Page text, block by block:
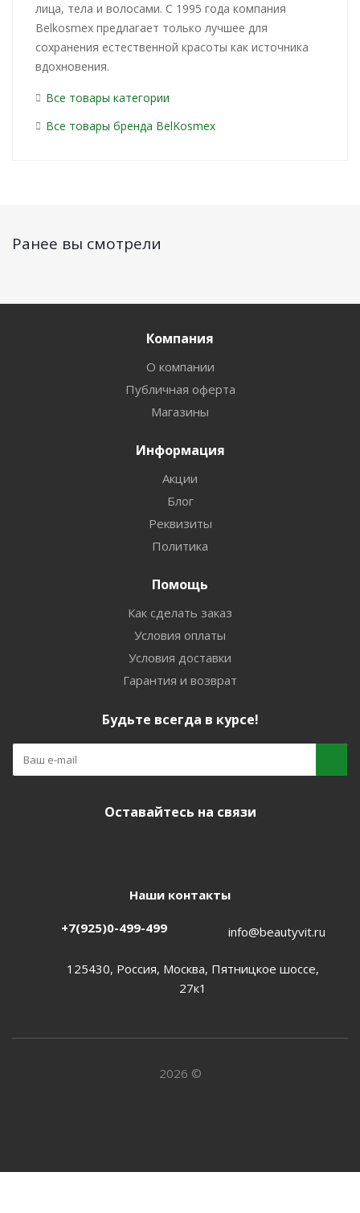
лица, тела и волосами. С 1995 года компания
Belkosmex предлагает только лучшее для
сохранения естественной красоты как источника
вдохновения.
Все товары категории
Все товары бренда BelKosmex
Ранее вы смотрели
Компания
О компании
Публичная оферта
Магазины
Информация
Акции
Блог
Реквизиты
Политика
Помощь
Как сделать заказ
Условия оплаты
Условия доставки
Гарантия и возврат
Будьте всегда в курсе!
Оставайтесь на связи
Наши контакты
+7(925)0-499-499 info@beautyvit.ru
125430, Россия, Москва, Пятницкое шоссе,
27к1
2026 ©